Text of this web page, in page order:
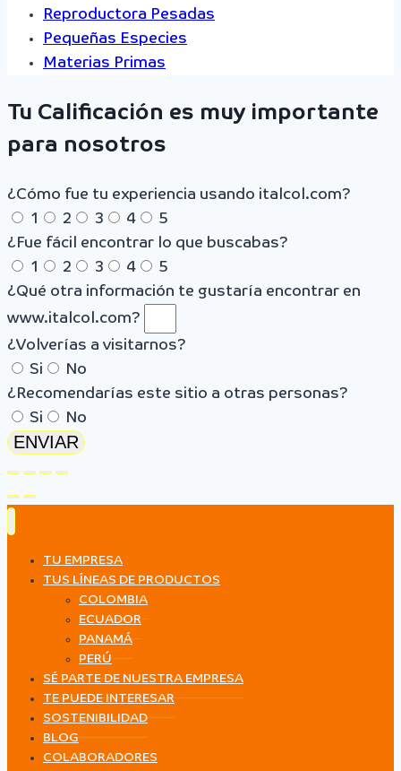
Reproductora Pesadas
Pequeñas Especies
Materias Primas
Tu Calificación es muy importante
para nosotros
¿Cómo fue tu experiencia usando italcol.com?
1
2 3 4
5
¿Fue fácil encontrar lo que buscabas?
1
2 3 4
5
¿Qué otra información te gustaría encontrar en
www.italcol.com?
¿Volverías a visitarnos?
Si
No
¿Recomendarías este sitio a otras personas?
Si
No
ENVIAR
TU EMPRESA
TUS LÍNEAS DE PRODUCTOS
COLOMBIA
ECUADOR
PANAMÁ
PERÚ
SÉ PARTE DE NUESTRA EMPRESA
TE PUEDE INTERESAR
SOSTENIBILIDAD
BLOG
COLABORADORES